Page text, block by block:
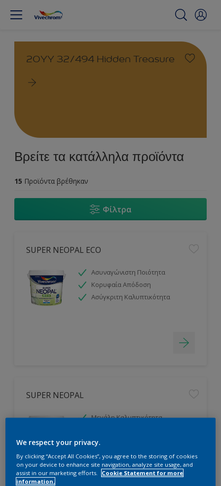
20YY 32/494 Hidden Treasure
Βρείτε τα κατάλληλα προϊόντα
15 Προϊόντα βρέθηκαν
Φίλτρα
SUPER NEOPAL ECO
Ασυναγώνιστη Ποιότητα
Κορυφαία Απόδοση
Ασύγκριτη Καλυπτικότητα
SUPER NEOPAL
Μεγάλη Καλυπτικότητα
Μεγάλη Απόδοση
We respect your privacy.
By clicking “Accept All Cookies”, you agree to the storing of cookies
on your device to enhance site navigation, analyze site usage, and
assist in our marketing efforts.
Cookie Statement for more
information.